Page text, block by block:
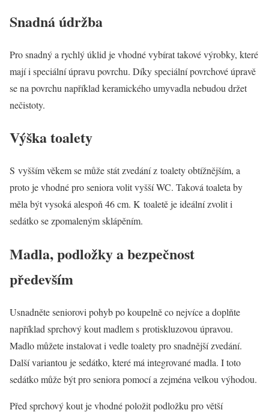
Snadná údržba
Pro snadný a rychlý úklid je vhodné vybírat takové výrobky, které
mají i speciální úpravu povrchu. Díky speciální povrchové úpravě
se na povrchu například keramického umyvadla nebudou držet
nečistoty.
Výška toalety
S vyšším věkem se může stát zvedání z toalety obtížnějším, a
proto je vhodné pro seniora volit vyšší WC. Taková toaleta by
měla být vysoká alespoň 46 cm. K toaletě je ideální zvolit i
sedátko se zpomaleným sklápěním.
Madla, podložky a bezpečnost
především
Usnadněte seniorovi pohyb po koupelně co nejvíce a doplňte
například sprchový kout madlem s protiskluzovou úpravou.
Madlo můžete instalovat i vedle toalety pro snadnější zvedání.
Další variantou je sedátko, které má integrované madla. I toto
sedátko může být pro seniora pomocí a zejména velkou výhodou.
Před sprchový kout je vhodné položit podložku pro větší